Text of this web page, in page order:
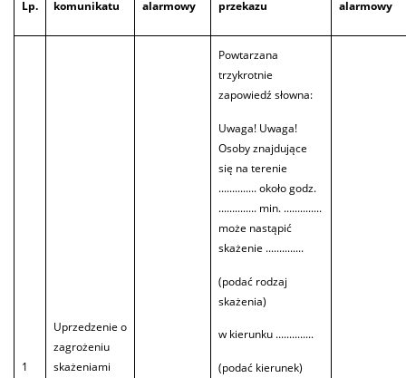
Lp. komunikatu alarmowy przekazu alarmowy
1
Uprzedzenie o
zagrożeniu
skażeniami
Powtarzana
trzykrotnie
zapowiedź słowna:
Uwaga! Uwaga!
Osoby znajdujące
się na terenie
.............. około godz.
.............. min. ..............
może nastąpić
skażenie ..............
(podać rodzaj
skażenia)
w kierunku ..............
(podać kierunek)